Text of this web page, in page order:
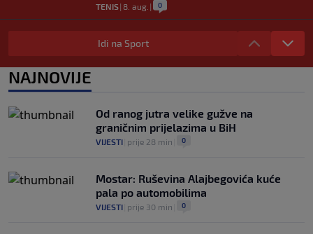
TENIS| 8. aug. | 0
Haos u Irskoj: Navijač utrčao na teren i
nasrnuo na gostujuće fudbalere (VIDEO)
Lionela Messija
NOGOMET |8. aug. 0
Idi na Sport
NAJNOVIJE
Od ranog jutra velike gužve na
graničnim prijelazima u BiH
VIJESTI prije 28 min 0
Mostar: Ruševina Alajbegovića kuće
pala po automobilima
VIJESTI prije 30 min 0